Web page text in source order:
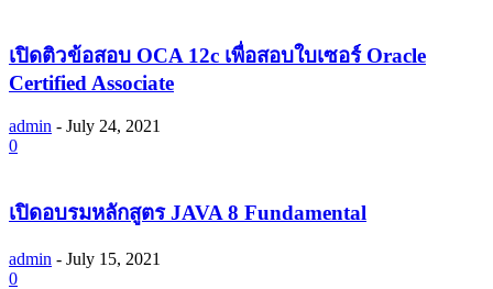
เปิดติวข้อสอบ OCA 12c เพื่อสอบใบเซอร์ Oracle
Certified Associate
admin - July 24, 2021
0
เปิดอบรมหลักสูตร JAVA 8 Fundamental
admin - July 15, 2021
0